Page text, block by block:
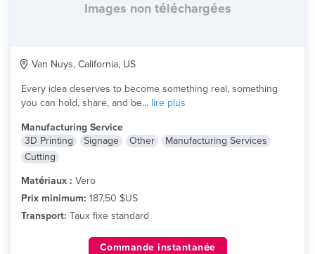
Images non téléchargées
Van Nuys, California, US
Every idea deserves to become something real, something
you can hold, share, and be... lire plus
Manufacturing Service
3D Printing
Signage Other
Manufacturing Services
Cutting
Matériaux : Vero
Prix minimum: 187,50 $US
Transport: Taux fixe standard
Commande instantanée